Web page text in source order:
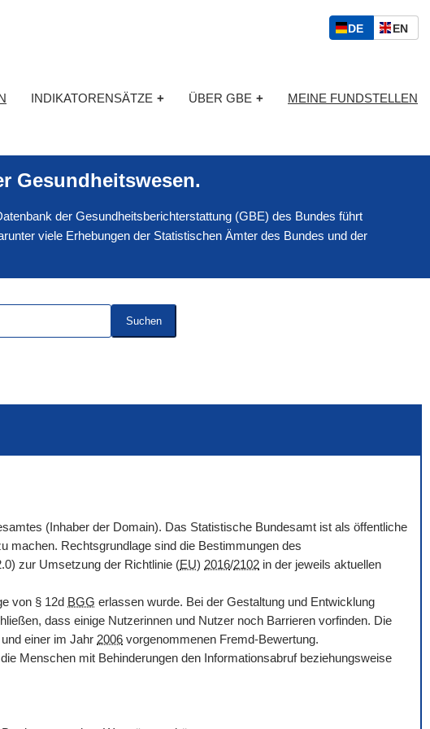
S
p
c
h
l
DED
S
ENE
I
H
INDIKATORENSÄTZE + ÜBER GBE + MEINE FUNDSTELLEN
Gesundheitswesen.
der Gesundheitsberichterstattung (GBE) des Bundes führt
viele Erhebungen der Statistischen Ämter des Bundes und der
Suchen
(Inhaber der Domain). Das Statistische Bundesamt ist als öffentliche
machen. Rechtsgrundlage sind die Bestimmungen des
zur Umsetzung der Richtlinie (EU) 2016/2102 in der jeweils aktuellen
von § 12d BGG erlassen wurde. Bei der Gestaltung und Entwicklung
dass einige Nutzerinnen und Nutzer noch Barrieren vorfinden. Die
einer im Jahr 2006 vorgenommenen Fremd-Bewertung.
Menschen mit Behinderungen den Informationsabruf beziehungsweise